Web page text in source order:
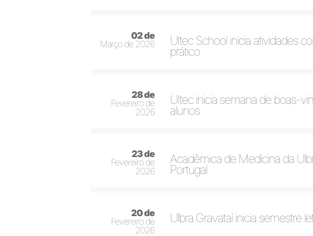
02 de
Março de 2026
Ultec School inicia atividades
prático
28 de
Fevereiro de
2026
Ultec inicia semana de boas-
alunos
23 de
Fevereiro de
2026
Acadêmica de Medicina da
Portugal
20 de
Fevereiro de
2026
Ulbra Gravataí inicia semestre